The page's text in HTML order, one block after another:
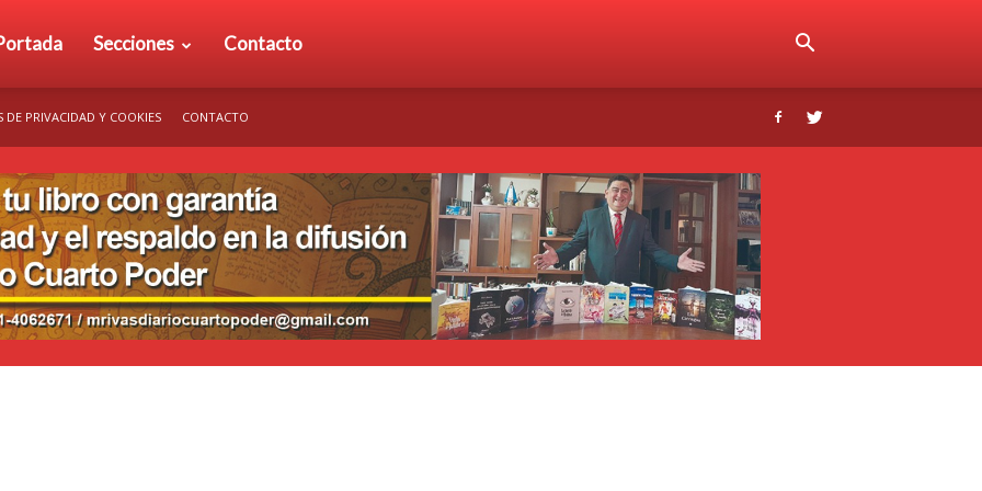
Secciones Contacto
DE PRIVACIDAD Y COOKIES CONTACTO